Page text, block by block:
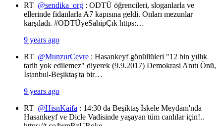
RT @sendika_org : ODTÜ öğrencileri, sloganlarla ve
ellerinde fidanlarla A7 kapısına geldi. Onları mezunlar
karşıladı. #ODTÜyeSahipÇık https:…
9 years ago
RT @MunzurCevre : Hasankeyf gönüllüleri "12 bin yıllık
tarih yok edilemez" diyerek (9.9.2017) Demokrasi Anıtı Önü,
İstanbul-Beşiktaş'ta bir…
9 years ago
RT @HisnKaifa : 14:30 da Beşiktaş İskele Meydanı'nda
Hasankeyf ve Dicle Vadisinde yaşayan tüm canlılar için!..